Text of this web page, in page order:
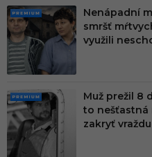
PRE
MIU
M
Nenápadní
smršť
využili
PRE
MIU
M
Muž prežil 8
to nešťastná
zakryť